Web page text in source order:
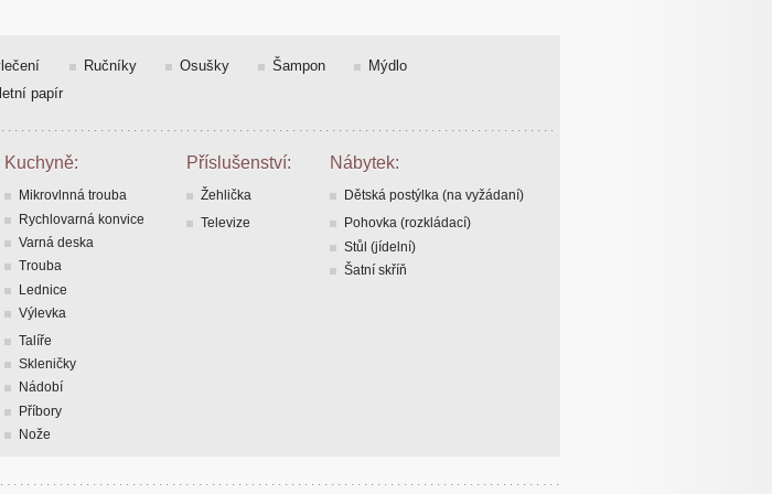
Ručníky Osušky Šampon
Mýdlo
papír
Kuchyně: Příslušenství: Nábytek:
Mikrovlnná trouba
Rychlovarná konvice
Varná deska
Trouba
Lednice
Výlevka
Talíře
Skleničky
Nádobí
Příbory
Nože
Žehlička
Televize
Dětská postýlka (na vyžádaní)
Pohovka (rozkládací)
Stůl (jídelní)
Šatní skříň